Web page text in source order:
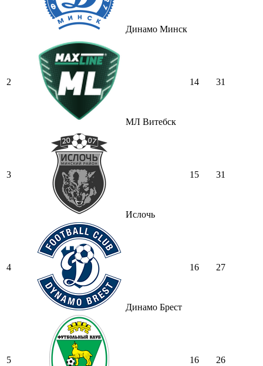
Динамо Минск
2
МЛ Витебск
14 31
3
Ислочь
15 31
4
Динамо Брест
16 27
5 16 26